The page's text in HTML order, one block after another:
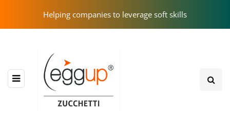
Helping companies to leverage soft skills